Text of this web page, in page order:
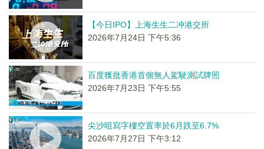
【今日IPO】上海生生二冲港交所
2026年7月24日 下午5:36
百度獲批香港首個無人駕駛測試牌照
2026年7月23日 下午5:55
尖沙咀寫字樓空置率於6月跌至6.7%
2026年7月27日 下午3:12